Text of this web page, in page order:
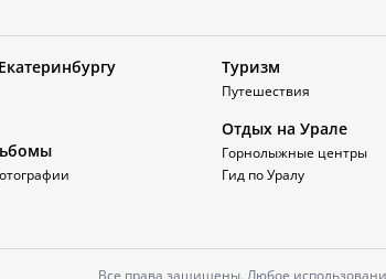
Туризм
Путешествия
Отдых на Урале
Горнолыжные центры
Гид по Уралу
Все права защищены. Любое